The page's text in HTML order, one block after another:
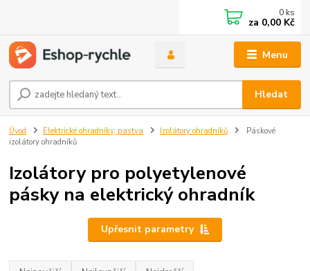
Menu
Hledat
0 ks
za 0,00 Kč
Úvod Elektrické ohradníky, pastva Izolátory ohradníků
Páskové
izolátory ohradníků
Izolátory pro polyetylenové
pásky na elektrický ohradník
Upřesnit parametry